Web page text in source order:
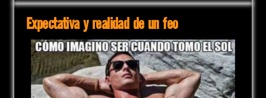
Expectativa y realidad de un feo